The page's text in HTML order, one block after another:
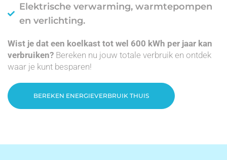
Elektrische verwarming, warmtepompen
en verlichting.
Wist je dat een koelkast tot wel 600 kWh per jaar kan
verbruiken? Bereken nu jouw totale verbruik en ontdek
waar je kunt besparen!
BEREKEN ENERGIEVERBRUIK THUIS